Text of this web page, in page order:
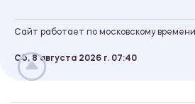
Сайт работает по московскому времени
Сб, 8 августа 2026 г. 07 40